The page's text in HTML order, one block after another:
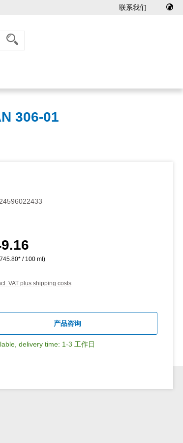
联系我们
306-01
price:
/ 100 ml)
VAT plus shipping costs
产品咨询
delivery time: 1-3 工作日